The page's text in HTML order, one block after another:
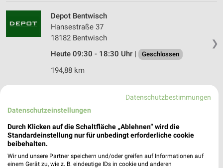
❯
Depot Bentwisch
Hansestraße 37
18182 Bentwisch
Heute 09:30 - 18:30 Uhr |
Geschlossen
194,88 km
Höffner Möbelhaus Bentwisch
Hansestraße 28
18182 Bentwisch
Heute 10:00 - 19:00 Uhr | Geschlossen
194,65 km • Angebote: 1 Prospekt
Datenschutzbestimmungen
Datenschutzeinstellungen
Durch Klicken auf die Schaltfläche „Ablehnen“ wird die
Standardeinstellung nur für unbedingt erforderliche cookie
beibehalten.
Wir und unsere Partner speichern und/oder greifen auf Informationen auf
einem Gerät zu, wie z. B. eindeutige IDs in cookie und anderen